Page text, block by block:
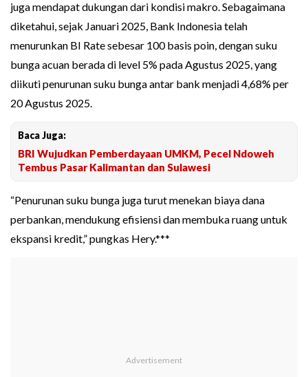
juga mendapat dukungan dari kondisi makro. Sebagaimana
diketahui, sejak Januari 2025, Bank Indonesia telah
menurunkan BI Rate sebesar 100 basis poin, dengan suku
bunga acuan berada di level 5% pada Agustus 2025, yang
diikuti penurunan suku bunga antar bank menjadi 4,68% per
20 Agustus 2025.
Baca Juga:
BRI Wujudkan Pemberdayaan UMKM, Pecel Ndoweh
Tembus Pasar Kalimantan dan Sulawesi
“Penurunan suku bunga juga turut menekan biaya dana
perbankan, mendukung efisiensi dan membuka ruang untuk
ekspansi kredit,” pungkas Hery.***